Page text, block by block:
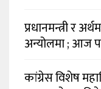
प्रधानमन्त्री र
अन्योलमा ; आज
कांग्रेस विशेष